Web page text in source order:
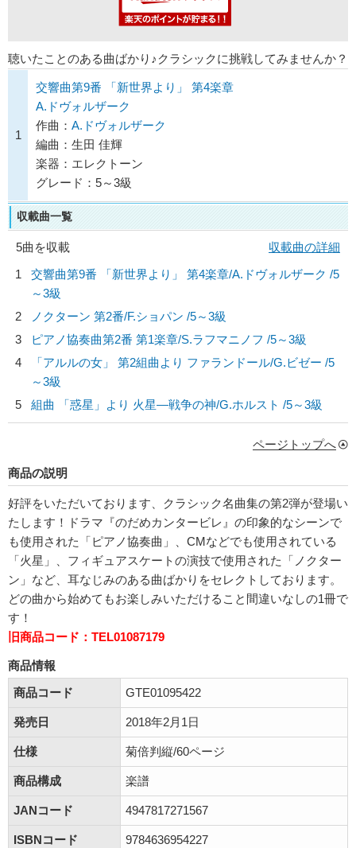
聴いたことのある曲ばかり♪クラシックに挑戦してみませんか？
1
交響曲第9番 「新世界より」 第4楽章
A.ドヴォルザーク
作曲： A.ドヴォルザーク
編曲：生田 佳輝
楽器：エレクトーン
グレード：5～3級
収載曲一覧
5曲を収載
収載曲の詳細
1
交響曲第9番 「新世界より」 第4楽章/A.ドヴォルザーク /5
～3級
2
ノクターン 第2番/F.ショパン /5～3級
3
ピアノ協奏曲第2番 第1楽章/S.ラフマニノフ /5～3級
4
「アルルの女」 第2組曲より ファランドール/G.ビゼー /5
～3級
5
組曲 「惑星」より 火星―戦争の神/G.ホルスト /5～3級
ページトップへ
商品の説明
好評をいただいております、クラシック名曲集の第2弾が登場い
たします！ドラマ『のだめカンタービレ』の印象的なシーンで
も使用された「ピアノ協奏曲」、CMなどでも使用されている
「火星」、フィギュアスケートの演技で使用された「ノクター
ン」など、耳なじみのある曲ばかりをセレクトしております。
どの曲から始めてもお楽しみいただけること間違いなしの1冊で
す！
旧商品コード：TEL01087179
商品情報
商品コード
GTE01095422
発売日 2018年2月1日
仕様 菊倍判縦/60ページ
商品構成 楽譜
JANコード 4947817271567
ISBNコード 9784636954227